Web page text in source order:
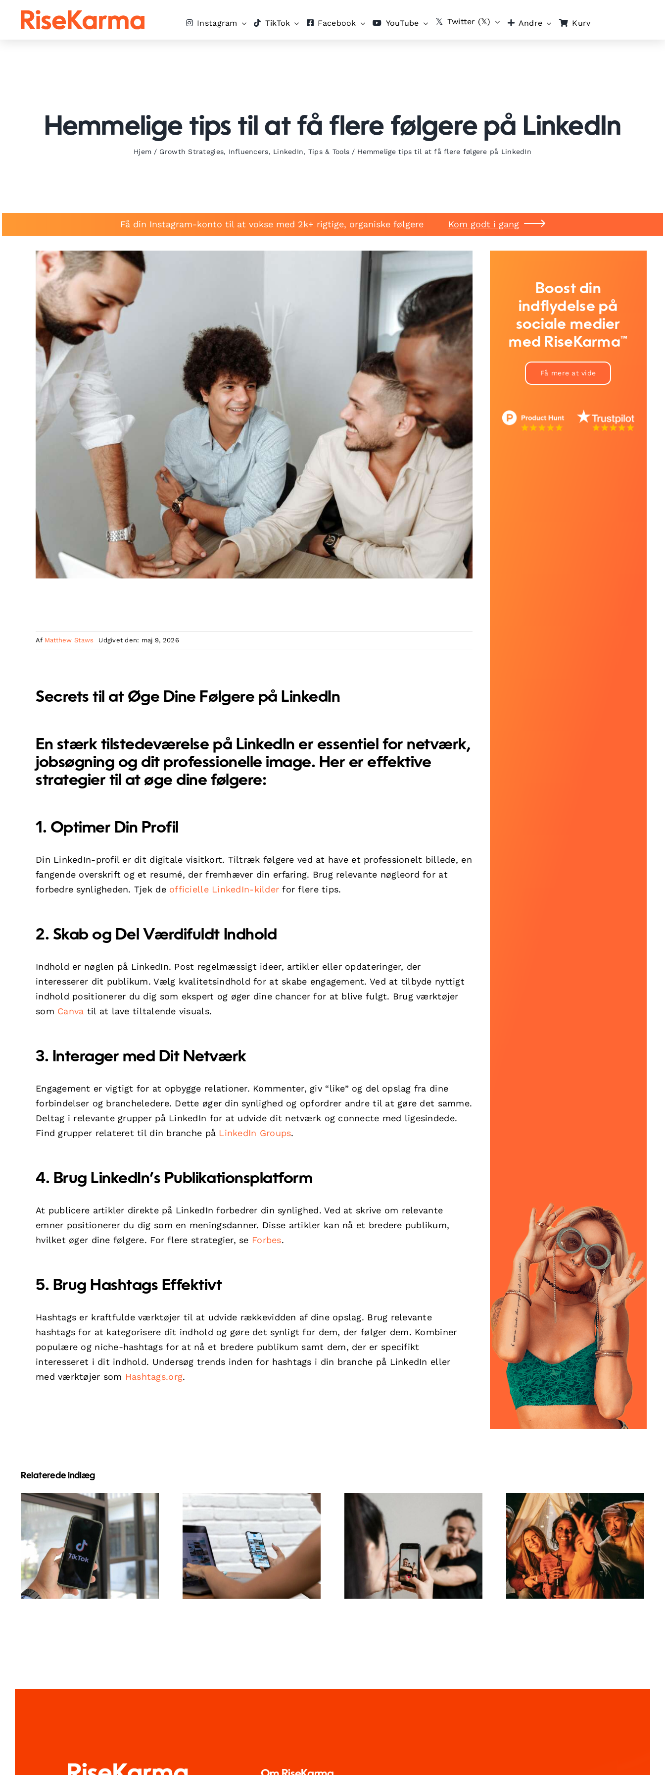
Instagram TikTok Facebook YouTube Twitter (𝕏) Andre Kurv
Hemmelige tips til at få flere følgere på LinkedIn
Hjem / Growth Strategies, Influencers, LinkedIn, Tips & Tools / Hemmelige tips til at få flere følgere på LinkedIn
Få din Instagram-konto til at vokse med 2k+ rigtige, organiske følgere Kom godt i gang
Af Matthew Staws Udgivet den: maj 9, 2026
Secrets til at Øge Dine Følgere på LinkedIn
En stærk tilstedeværelse på LinkedIn er essentiel for netværk,
jobsøgning og dit professionelle image. Her er effektive
strategier til at øge dine følgere:
1. Optimer Din Profil
Din LinkedIn-profil er dit digitale visitkort. Tiltræk følgere ved at have et professionelt billede, en
fangende overskrift og et resumé, der fremhæver din erfaring. Brug relevante nøgleord for at
forbedre synligheden. Tjek de officielle LinkedIn-kilder for flere tips.
2. Skab og Del Værdifuldt Indhold
Indhold er nøglen på LinkedIn. Post regelmæssigt ideer, artikler eller opdateringer, der
interesserer dit publikum. Vælg kvalitetsindhold for at skabe engagement. Ved at tilbyde nyttigt
indhold positionerer du dig som ekspert og øger dine chancer for at blive fulgt. Brug værktøjer
som Canva til at lave tiltalende visuals.
3. Interager med Dit Netværk
Engagement er vigtigt for at opbygge relationer. Kommenter, giv “like” og del opslag fra dine
forbindelser og brancheledere. Dette øger din synlighed og opfordrer andre til at gøre det samme.
Deltag i relevante grupper på LinkedIn for at udvide dit netværk og connecte med ligesindede.
Find grupper relateret til din branche på LinkedIn Groups.
4. Brug LinkedIn’s Publikationsplatform
At publicere artikler direkte på LinkedIn forbedrer din synlighed. Ved at skrive om relevante
emner positionerer du dig som en meningsdanner. Disse artikler kan nå et bredere publikum,
hvilket øger dine følgere. For flere strategier, se Forbes.
5. Brug Hashtags Effektivt
Hashtags er kraftfulde værktøjer til at udvide rækkevidden af dine opslag. Brug relevante
hashtags for at kategorisere dit indhold og gøre det synligt for dem, der følger dem. Kombiner
populære og niche-hashtags for at nå et bredere publikum samt dem, der er specifikt
interesseret i dit indhold. Undersøg trends inden for hashtags i din branche på LinkedIn eller
med værktøjer som Hashtags.org.
Boost din
indflydelse på
sociale medier
med RiseKarma™
Få mere at vide
Relaterede indlæg
Maksimer
Rækkevidde:
Effektive
Tværplatforms
Postværktøjer til 2024
Top 3 platforme til at
finde idéer til
brugergenereret
indhold (UGC)
Effektive metoder til
at fjerne negative
kommentarer på
Facebook
Hvordan laver man
virale TikTok-
udfordringer, der
engagerer dit
publikum?